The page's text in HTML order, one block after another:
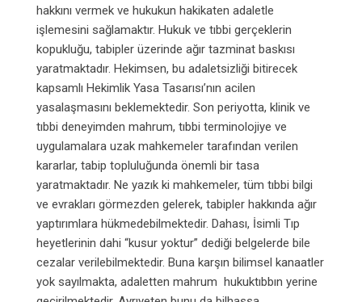
hakkını vermek ve hukukun hakikaten adaletle
işlemesini sağlamaktır. Hukuk ve tıbbi gerçeklerin
kopukluğu, tabipler üzerinde ağır tazminat baskısı
yaratmaktadır. Hekimsen, bu adaletsizliği bitirecek
kapsamlı Hekimlik Yasa Tasarısı’nın acilen
yasalaşmasını beklemektedir. Son periyotta, klinik ve
tıbbi deneyimden mahrum, tıbbi terminolojiye ve
uygulamalara uzak mahkemeler tarafından verilen
kararlar, tabip topluluğunda önemli bir tasa
yaratmaktadır. Ne yazık ki mahkemeler, tüm tıbbi bilgi
ve evrakları görmezden gelerek, tabipler hakkında ağır
yaptırımlara hükmedebilmektedir. Dahası, İsimli Tıp
heyetlerinin dahi “kusur yoktur” dediği belgelerde bile
cezalar verilebilmektedir. Buna karşın bilimsel kanaatler
yok sayılmakta, adaletten mahrum hukuktıbbın yerine